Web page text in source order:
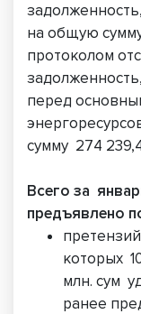
на общую
протоколом
перед
сумму 274
Всего за
предъявлено
которых
млн. сум
ранее